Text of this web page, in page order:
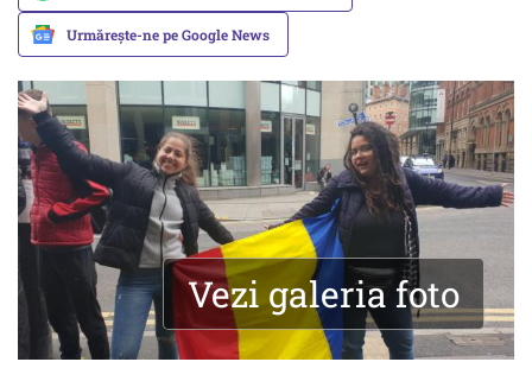
Urmărește-ne pe Google News
Vezi galeria foto